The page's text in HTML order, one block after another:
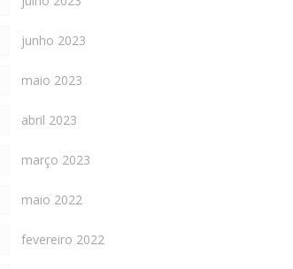
junho 2023
maio 2023
abril 2023
março 2023
maio 2022
fevereiro 2022